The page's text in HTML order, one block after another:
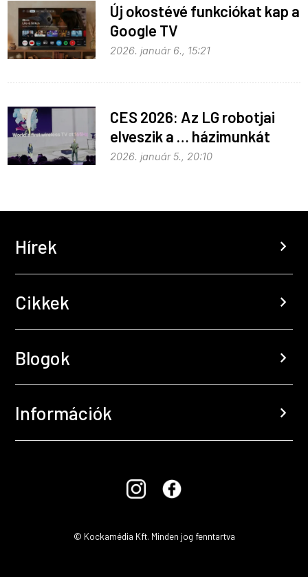
Új okostévé funkciókat kap a
Google TV
2026. január 6., 15:21
CES 2026: Az LG robotjai
elveszik a … házimunkát
2026. január 5., 20:10
Hírek chevron_right
Cikkek chevron_right
Blogok chevron_right
Információk chevron_right
© Kockamédia Kft. Minden jog fenntartva